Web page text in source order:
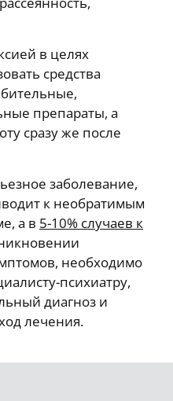
в целях
средства
препараты, а
сразу же после
заболевание,
к необратимым
а в 5-10% случаев к
необходимо
психиатру,
диагноз и
лечения.